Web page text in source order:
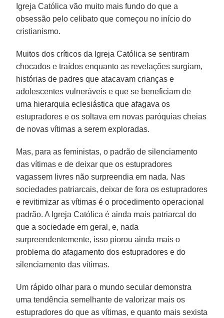
Igreja Católica vão muito mais fundo do que a
obsessão pelo celibato que começou no início do
cristianismo.
Muitos dos críticos da Igreja Católica se sentiram
chocados e traídos enquanto as revelações surgiam,
histórias de padres que atacavam crianças e
adolescentes vulneráveis e que se beneficiam de
uma hierarquia eclesiástica que afagava os
estupradores e os soltava em novas paróquias cheias
de novas vítimas a serem exploradas.
Mas, para as feministas, o padrão de silenciamento
das vítimas e de deixar que os estupradores
vagassem livres não surpreendia em nada. Nas
sociedades patriarcais, deixar de fora os estupradores
e revitimizar as vítimas é o procedimento operacional
padrão. A Igreja Católica é ainda mais patriarcal do
que a sociedade em geral, e, nada
surpreendentemente, isso piorou ainda mais o
problema do afagamento dos estupradores e do
silenciamento das vítimas.
Um rápido olhar para o mundo secular demonstra
uma tendência semelhante de valorizar mais os
estupradores do que as vítimas, e quanto mais sexista